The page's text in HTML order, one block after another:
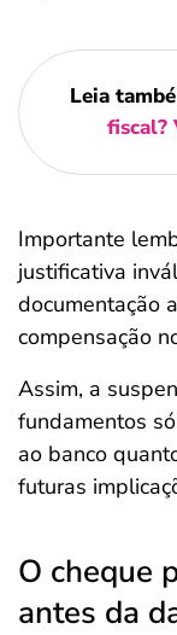
Leia
fiscal?
Importante
justificativa
documentação
compensação
Assim, a
fundamentos
ao banco
futuras
O cheque
antes da